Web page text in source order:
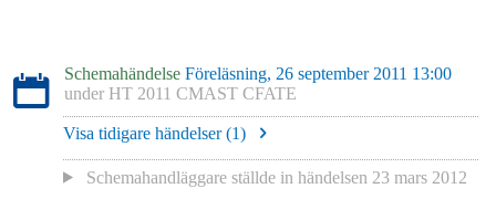
Schemahändelse Föreläsning, 26 september 2011 13:00
under HT 2011 CMAST CFATE
Visa tidigare händelser (1)
Schemahandläggare ställde in händelsen 23 mars 2012